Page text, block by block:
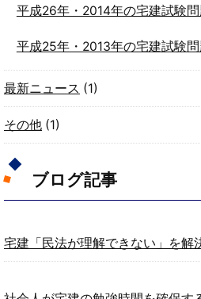
平成26年・2014年の宅建試験
平成25年・2013年の宅建試験
最新ニュース (1)
その他 (1)
ブログ記事
宅建「民法が理解できない」を解